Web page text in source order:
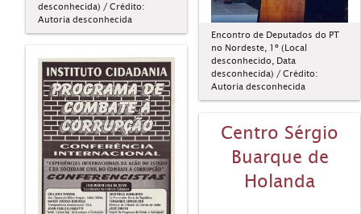
desconhecida) / Crédito:
Autoria desconhecida
Encontro de Deputados do PT
no Nordeste, 1º (Local
desconhecido, Data
desconhecida) / Crédito:
Autoria desconhecida
Centro Sérgio
Buarque de
Holanda